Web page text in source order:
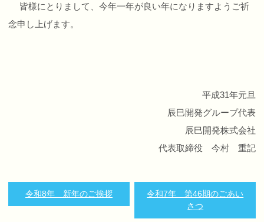
皆様にとりまして、今年一年が良い年になりますようご祈
念申し上げます。
平成31年元旦
辰巳開発グループ代表
辰巳開発株式会社
代表取締役 今村 重記
令和8年 新年のご挨拶
令和7年 第46期のごあい
さつ